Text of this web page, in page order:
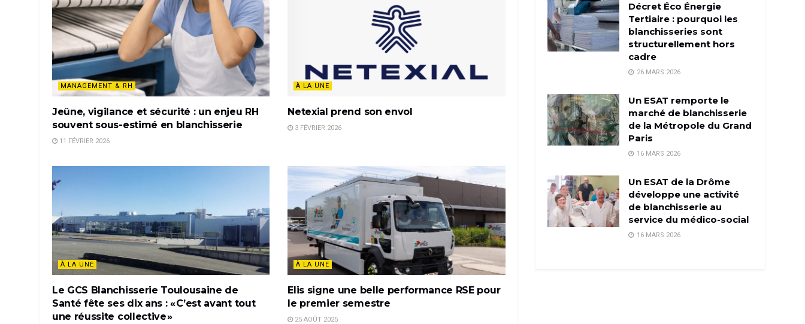
MANAGEMENT & RH
Jeûne, vigilance et sécurité : un enjeu RH
souvent sous-estimé en blanchisserie
11 FÉVRIER 2026
À LA UNE
Netexial prend son envol
3 FÉVRIER 2026
À LA UNE
Le GCS Blanchisserie Toulousaine de
Santé fête ses dix ans : « C’est avant tout
une réussite collective »
À LA UNE
Elis signe une belle performance RSE pour
le premier semestre
25 AOÛT 2025
Décret Éco Énergie
Tertiaire : pourquoi les
blanchisseries sont
structurellement hors
cadre
26 MARS 2026
Un ESAT remporte le
marché de blanchisserie
de la Métropole du Grand
Paris
16 MARS 2026
Un ESAT de la Drôme
développe une activité
de blanchisserie au
service du médico-social
16 MARS 2026